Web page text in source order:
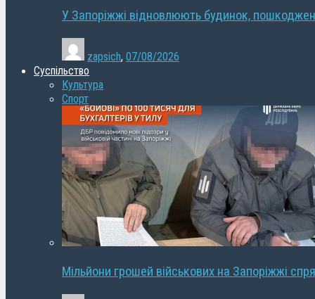
У Запоріжжі відновлюють будинок,
zapsich, 07/08/2026
Суспільство
Культура
Спорт
Мільйони грошей військових на Запоріжжі